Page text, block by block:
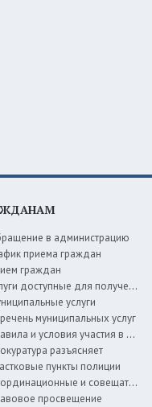
в администрацию
приема граждан
граждан
доступные для получения в электронной форме
услуги
муниципальных услуг
и условия участия в жилищных программах
разъясняет
пункты полиции
и совещательные органы
просвещение